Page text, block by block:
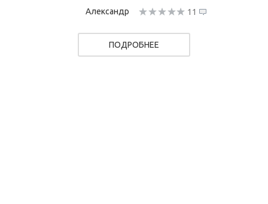
Александр 11
ПОДРОБНЕЕ